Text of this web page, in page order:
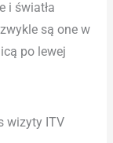
i światła
są one w
po lewej
wizyty ITV